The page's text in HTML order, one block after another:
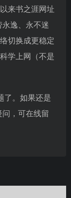
来书之涯网址
逸、永不迷
切换成更稳定
学上网（不是
了。如果还是
，可在线留